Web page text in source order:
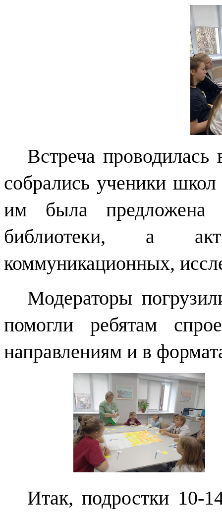
Встреча проводилась
собрались ученики школ
им была предложена
библиотеки, а
коммуникационных,
Модераторы
помогли ребятам
направлениям и в
Итак, подростки 10-